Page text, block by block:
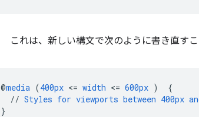
これは、新しい構文で次のように書き直すこ
@media (400px <= width <= 600px )
{
// Styles for viewports between 400px
}